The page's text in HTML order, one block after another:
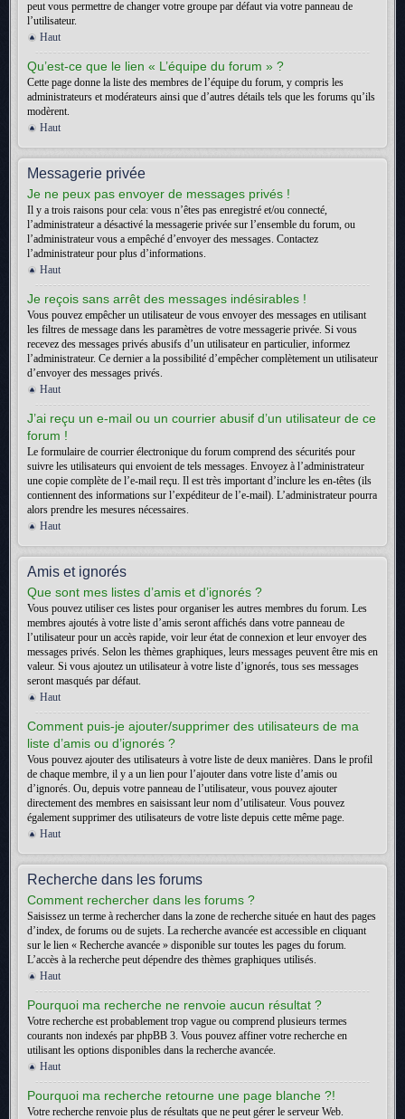
peut vous permettre de changer votre groupe par défaut via votre panneau de
l’utilisateur.
Haut
Qu’est-ce que le lien « L’équipe du forum » ?
Cette page donne la liste des membres de l’équipe du forum, y compris les
administrateurs et modérateurs ainsi que d’autres détails tels que les forums qu’ils
modèrent.
Haut
Messagerie privée
Je ne peux pas envoyer de messages privés !
Il y a trois raisons pour cela: vous n’êtes pas enregistré et/ou connecté,
l’administrateur a désactivé la messagerie privée sur l’ensemble du forum, ou
l’administrateur vous a empêché d’envoyer des messages. Contactez
l’administrateur pour plus d’informations.
Haut
Je reçois sans arrêt des messages indésirables !
Vous pouvez empêcher un utilisateur de vous envoyer des messages en utilisant
les filtres de message dans les paramètres de votre messagerie privée. Si vous
recevez des messages privés abusifs d’un utilisateur en particulier, informez
l’administrateur. Ce dernier a la possibilité d’empêcher complètement un utilisateur
d’envoyer des messages privés.
Haut
J’ai reçu un e-mail ou un courrier abusif d’un utilisateur de ce
forum !
Le formulaire de courrier électronique du forum comprend des sécurités pour
suivre les utilisateurs qui envoient de tels messages. Envoyez à l’administrateur
une copie complète de l’e-mail reçu. Il est très important d’inclure les en-têtes (ils
contiennent des informations sur l’expéditeur de l’e-mail). L’administrateur pourra
alors prendre les mesures nécessaires.
Haut
Amis et ignorés
Que sont mes listes d’amis et d’ignorés ?
Vous pouvez utiliser ces listes pour organiser les autres membres du forum. Les
membres ajoutés à votre liste d’amis seront affichés dans votre panneau de
l’utilisateur pour un accès rapide, voir leur état de connexion et leur envoyer des
messages privés. Selon les thèmes graphiques, leurs messages peuvent être mis en
valeur. Si vous ajoutez un utilisateur à votre liste d’ignorés, tous ses messages
seront masqués par défaut.
Haut
Comment puis-je ajouter/supprimer des utilisateurs de ma
liste d’amis ou d’ignorés ?
Vous pouvez ajouter des utilisateurs à votre liste de deux manières. Dans le profil
de chaque membre, il y a un lien pour l’ajouter dans votre liste d’amis ou
d’ignorés. Ou, depuis votre panneau de l’utilisateur, vous pouvez ajouter
directement des membres en saisissant leur nom d’utilisateur. Vous pouvez
également supprimer des utilisateurs de votre liste depuis cette même page.
Haut
Recherche dans les forums
Comment rechercher dans les forums ?
Saisissez un terme à rechercher dans la zone de recherche située en haut des pages
d’index, de forums ou de sujets. La recherche avancée est accessible en cliquant
sur le lien « Recherche avancée » disponible sur toutes les pages du forum.
L’accès à la recherche peut dépendre des thèmes graphiques utilisés.
Haut
Pourquoi ma recherche ne renvoie aucun résultat ?
Votre recherche est probablement trop vague ou comprend plusieurs termes
courants non indexés par phpBB 3. Vous pouvez affiner votre recherche en
utilisant les options disponibles dans la recherche avancée.
Haut
Pourquoi ma recherche retourne une page blanche ?!
Votre recherche renvoie plus de résultats que ne peut gérer le serveur Web.